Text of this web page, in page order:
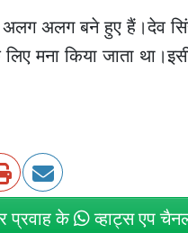
अलग बने हुए हैं।देव
मना किया जाता
प्रवाह के व्हाट्स एप